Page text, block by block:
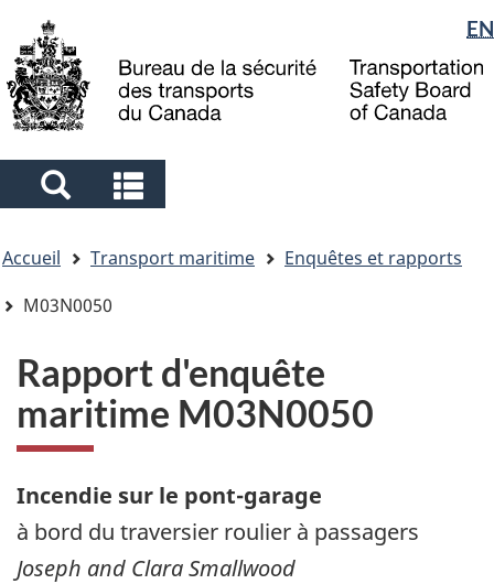
to
main
to
"About
government"
à
la
Sélection
de
la
langue
EN
Search
and
menus
and
menus
êtes
ici
Accueil Transport maritime
Enquêtes et rapports
M03N0050
Rapport d'enquête
maritime M03N0050
Incendie sur le pont-garage
à bord du traversier roulier à passagers
Joseph and Clara Smallwood